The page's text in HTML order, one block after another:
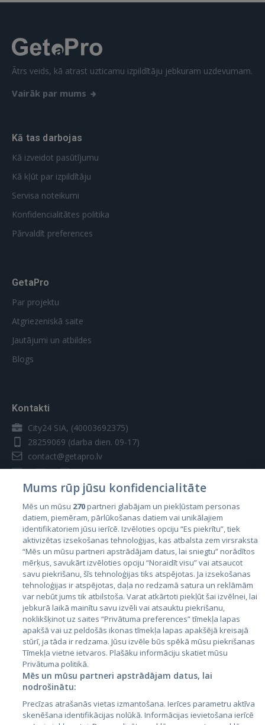
Ātrs veids, kā atrast uzticamu izpildītāju jebkuram uzdevumam.
Vairāk par mums
Kā tas darbojas
Kā izveidot pasūtījumu
Kā kļūt par izpildītāju
Servisa noteikumi
Konfidencialitātes politika
Pārvaldīt preferences
GetaPro
Par projektu
Atgriezeniskā saite
Jautājumi un atbildes
Blogs
Kontakti
City24 SIA, (40003692375)
28259069 (darba dien. 09-17)
contact@getapro.lv
Valstis
Igaunija
Latvija
Lietuva
City24.lv
City24.ee
GetaPro.lv
Kainos.lt
Paslaugos.lt
Mums rūp jūsu konfidencialitāte
Mēs un mūsu 270partneri glabājam un piekļūstam personas
datiem, piemēram, pārlūkošanas datiem vai unikālajiem
identifikatoriem jūsu ierīcē. Izvēloties opciju “Es piekrītu”, tiek
aktivizētas izsekošanas tehnoloģijas, kas atbalsta zem virsraksta
“Mēs un mūsu partneri apstrādājam datus, lai sniegtu” norādītos
mērķus, savukārt izvēloties opciju “Noraidīt visu” vai atsaucot
savu piekrišanu, šīs tehnoloģijas tiks atspējotas. Ja izsekošanas
tehnoloģijas ir atspējotas, daļa no redzamā satura un reklāmām
var nebūt jums tik atbilstoša. Varat atkārtoti piekļūt šai izvēlnei, lai
jebkurā laikā mainītu savu izvēli vai atsauktu piekrišanu,
noklikšķinot uz saites “Privātuma preferences” tīmekļa lapas
apakšā vai uz peldošās ikonas tīmekļa lapas apakšējā kreisajā
stūrī, ja tāda ir redzama. Jūsu izvēle būs spēkā mūsu piekrišanas
Tīmekļa vietne ietvaros. Plašāku informāciju skatiet mūsu
Privātuma politikā.
Mēs un mūsu partneri apstrādājam datus, lai
nodrošinātu:
Precīzas atrašanās vietas izmantošana. Ierīces parametru aktīva
skenēšana identifikācijas nolūkā. Informācijas ievietošana ierīcē